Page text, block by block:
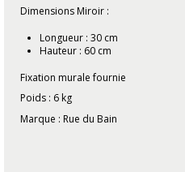
Dimensions Miroir :
Longueur : 30 cm
Hauteur : 60 cm
Fixation murale fournie
Poids : 6 kg
Marque : Rue du Bain